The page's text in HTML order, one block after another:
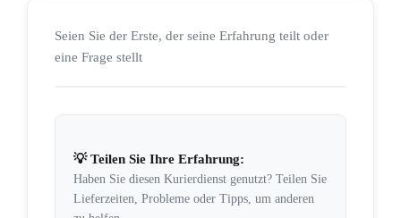
Seien Sie der Erste, der seine Erfahrung teilt oder
eine Frage stellt
💡 Teilen Sie Ihre Erfahrung:
Haben Sie diesen Kurierdienst genutzt? Teilen Sie
Lieferzeiten, Probleme oder Tipps, um anderen